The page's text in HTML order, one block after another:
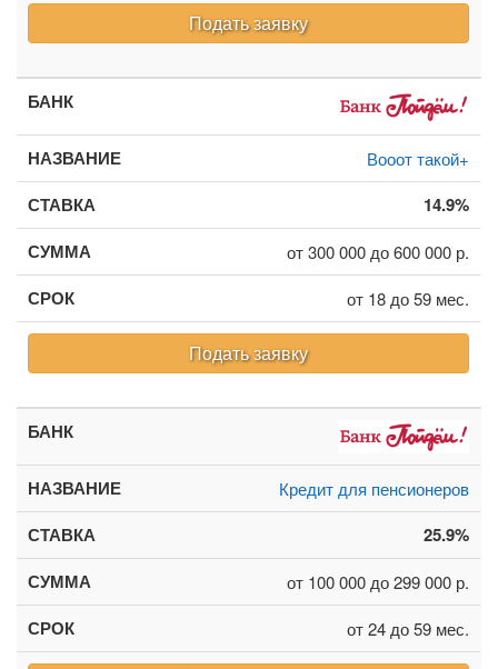
Подать заявку
Вооот такой+
14.9%
от 300 000 до 600 000 р.
от 18 до 59 мес.
Подать заявку
Кредит для пенсионеров
25.9%
от 100 000 до 299 000 р.
от 24 до 59 мес.